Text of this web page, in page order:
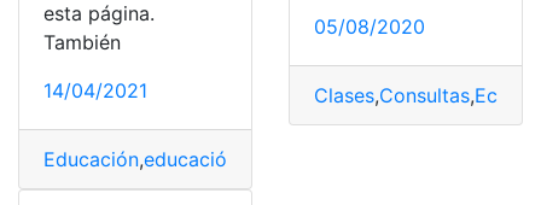
esta página.
También
14/04/2021
Educación,educación a distancia
05/08/2020
Clases,Consultas,